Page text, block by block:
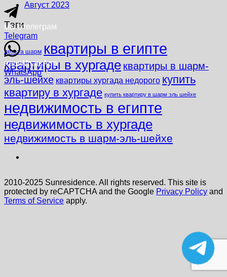
Август 2023
Тэги
дельта шарм квартиры в египте
квартиры в хургаде квартиры в шарм-
эль-шейхе квартиры хургада недорого купить
квартиру в хургаде купить квартиру в шарм эль шейхе
недвижимость в египте
недвижимость в хургаде
недвижимость в шарм-эль-шейхе
2010-2025 Sunresidence. All rights reserved. This site is
protected by reCAPTCHA and the Google Privacy Policy and
Terms of Service apply.
мы втелеграм
Telegram
нашWhatsApp
WhatsApp